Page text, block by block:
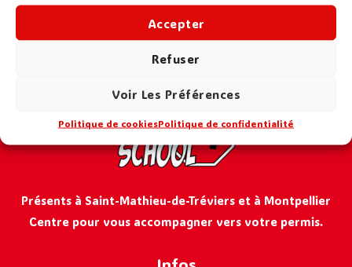
Accepter
Refuser
Voir Les Préférences
Politique de cookiesPolitique de confidentialité
Savoir stationner Le dépassement
Présents à Saint-Mathieu-de-Tréviers et à Montpellier
Centre pour vous accompagner vers votre permis.